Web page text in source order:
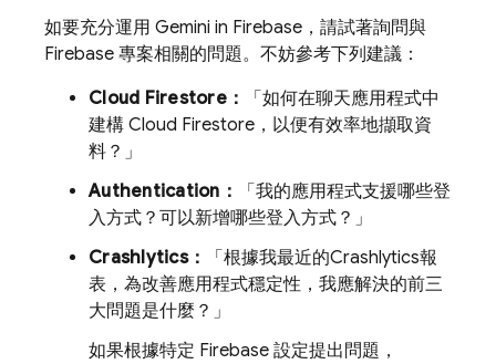
如要充分運用 Gemini in Firebase ，請試著詢問與
Firebase 專案相關的問題。不妨參考下列建議：
Cloud Firestore：
「如何在聊天應用程式中
建構 Cloud Firestore ，以便有效率地擷取資
料？」
Authentication ：
「我的應用程式支援哪些登
入方式？可以新增哪些登入方式？」
Crashlytics： 「根據我最近的Crashlytics報
表，為改善應用程式穩定性，我應解決的前三
大問題是什麼？」
如果根據特定 Firebase 設定提出問題，